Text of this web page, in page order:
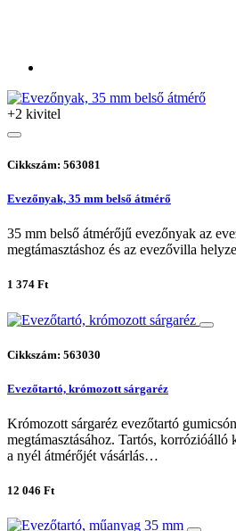
+2 kivitel
Cikkszám: 563081
Evezőnyak, 35 mm belső átmérő
35 mm belső átmérőjű evezőnyak az
megtámasztáshoz és az evezővilla
1 374 Ft
Cikkszám: 563030
Evezőtartó, krómozott sárgaréz
Krómozott sárgaréz evezőtartó
megtámasztásához. Tartós,
a nyél átmérőjét vásárlás…
12 046 Ft